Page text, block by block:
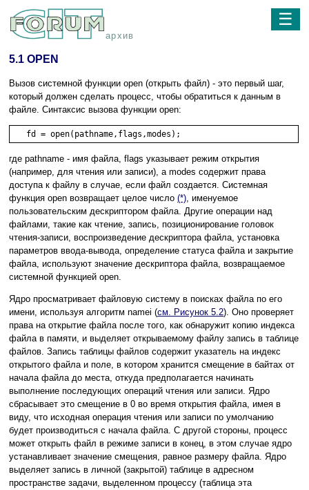
архив
☰
5.1 OPEN
Вызов системной функции open (открыть файл) - это первый шаг,
который должен сделать процесс, чтобы обратиться к данным в
файле. Синтаксис вызова функции open:
   fd = open(pathname,flags,modes);
где pathname - имя файла, flags указывает режим открытия
(например, для чтения или записи), а modes содержит права
доступа к файлу в случае, если файл создается. Системная
функция open возвращает целое число (*), именуемое
пользовательским дескриптором файла. Другие операции над
файлами, такие как чтение, запись, позиционирование головок
чтения-записи, воспроизведение дескриптора файла, установка
параметров ввода-вывода, определение статуса файла и закрытие
файла, используют значение дескриптора файла, возвращаемое
системной функцией open.
Ядро просматривает файловую систему в поисках файла по его
имени, используя алгоритм namei (см. Рисунок 5.2). Оно проверяет
права на открытие файла после того, как обнаружит копию индекса
файла в памяти, и выделяет открываемому файлу запись в таблице
файлов. Запись таблицы файлов содержит указатель на индекс
открытого файла и поле, в котором хранится смещение в байтах от
начала файла до места, откуда предполагается начинать
выполнение последующих операций чтения или записи. Ядро
сбрасывает это смещение в 0 во время открытия файла, имея в
виду, что исходная операция чтения или записи по умолчанию
будет производиться с начала файла. С другой стороны, процесс
может открыть файл в режиме записи в конец, в этом случае ядро
устанавливает значение смещения, равное размеру файла. Ядро
выделяет запись в личной (закрытой) таблице в адресном
пространстве задачи, выделенном процессу (таблица эта